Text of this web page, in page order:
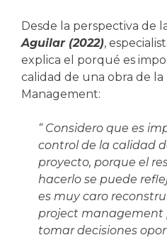
Desde la perspectiva de
Aguilar (2022),
explica el porqué es
calidad de una obra de
Management:
“ Considero que es
control de la calidad
proyecto, porque el
hacerlo se puede
es muy caro
project management
tomar decisiones